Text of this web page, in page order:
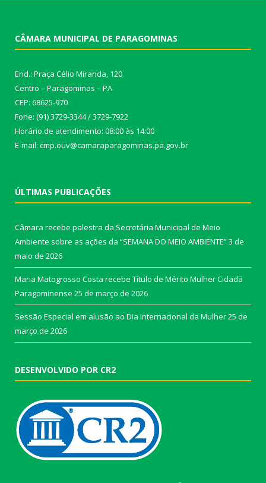
CÂMARA MUNICIPAL DE PARAGOMINAS
End.: Praça Célio Miranda, 120
Centro – Paragominas – PA
CEP: 68625-970
Fone: (91) 3729-3344 / 3729-7922
Horário de atendimento: 08:00 às 14:00
E-mail: cmp.ouv@camaraparagominas.pa.gov.br
ÚLTIMAS PUBLICAÇÕES
Câmara recebe palestra da Secretária Municipal de Meio
Ambiente sobre as ações da “SEMANA DO MEIO AMBIENTE”3 de
maio de 2026
Maria Matogrosso Costa recebe Título de Mérito Mulher Cidadã
Paragominense 25 de março de 2026
Sessão Especial em alusão ao Dia Internacional da Mulher25 de
março de 2026
DESENVOLVIDO POR CR2